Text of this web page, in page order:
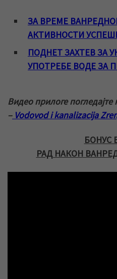
ЗА ВРЕМЕ
АКТИВНОСТИ
ПОДНЕТ ЗАХТЕВ ЗА
УПОТРЕБЕ ВОДЕ ЗА
Видео прилоге
– Vodovod i kanalizacija
БОНУС
РАД НАКОН